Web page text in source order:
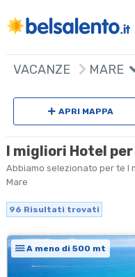
VACANZE MARE
APRI MAPPA
I migliori Hotel
Abbiamo selezionato per te I
Mare
96 Risultati trovati
A meno di 500 mt
+